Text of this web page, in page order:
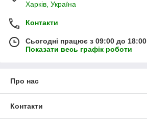
Харків, Україна
Контакти
Сьогодні працює з 09:00 до 18:00
Показати весь графік роботи
Про нас
Контакти